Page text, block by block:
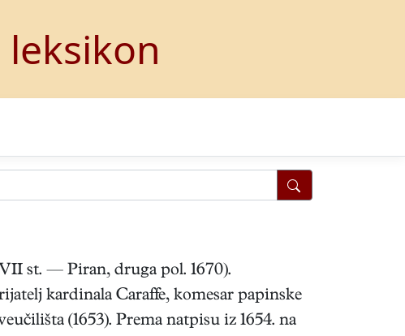
st. — Piran, druga pol. 1670).
kardinala Caraffe, komesar papinske
(1653). Prema natpisu iz 1654. na